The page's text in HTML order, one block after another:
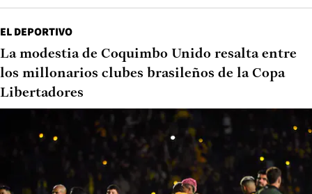
EL DEPORTIVO
La modestia de Coquimbo Unido resalta entre
los millonarios clubes brasileños de la Copa
Libertadores